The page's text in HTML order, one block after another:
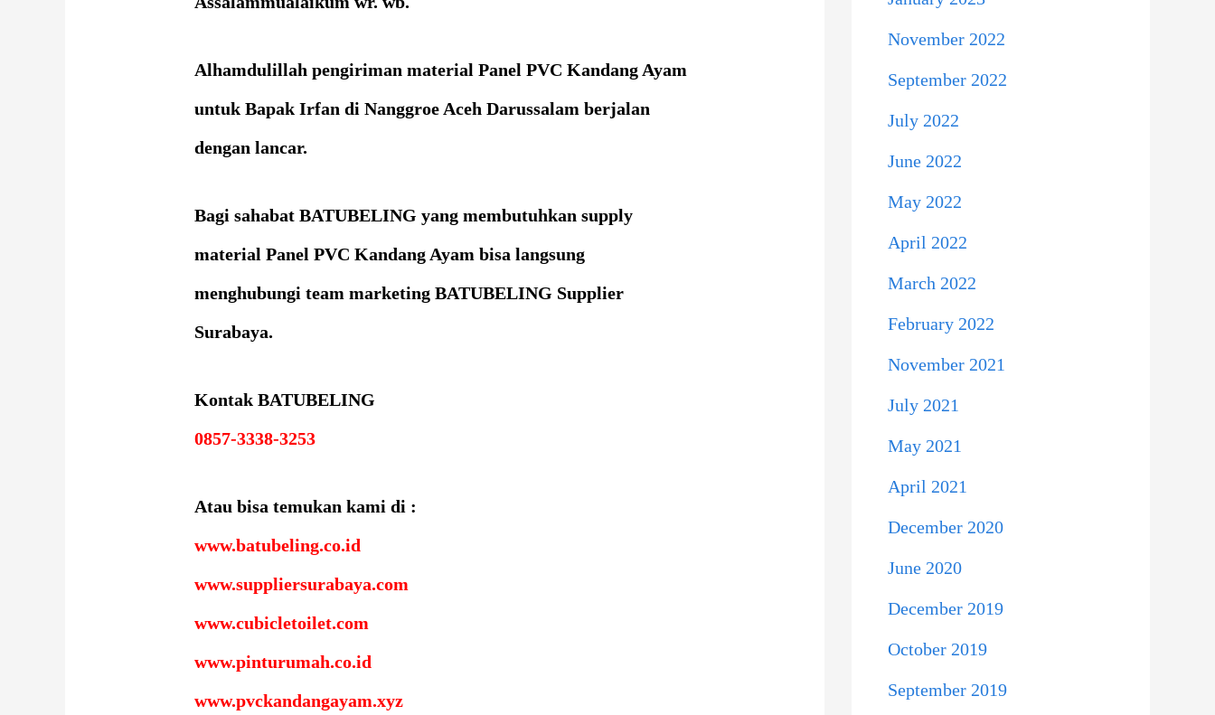
Alhamdulillah pengiriman material Panel PVC Kandang Ayam
untuk Bapak Irfan di Nanggroe Aceh Darussalam berjalan
dengan lancar.
Bagi sahabat BATUBELING yang membutuhkan supply
material Panel PVC Kandang Ayam bisa langsung
menghubungi team marketing BATUBELING Supplier
Surabaya.
Kontak BATUBELING
0857-3338-3253
Atau bisa temukan kami di :
www.batubeling.co.id
www.suppliersurabaya.com
www.cubicletoilet.com
www.pinturumah.co.id
www.pvckandangayam.xyz
November 2022
September 2022
July 2022
June 2022
May 2022
April 2022
March 2022
February 2022
November 2021
July 2021
May 2021
April 2021
December 2020
June 2020
December 2019
October 2019
September 2019